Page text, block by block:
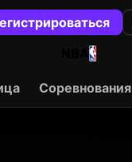
NBA
Соревнования